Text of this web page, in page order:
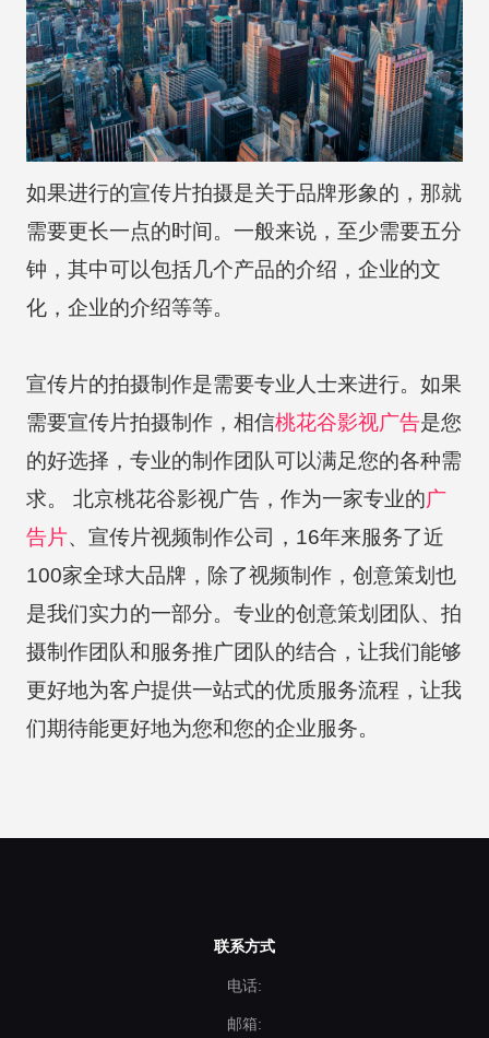
如果进行的宣传片拍摄是关于品牌形象的，那就
需要更长一点的时间。一般来说，至少需要五分
钟，其中可以包括几个产品的介绍，企业的文
化，企业的介绍等等。
宣传片的拍摄制作是需要专业人士来进行。如果
需要宣传片拍摄制作，相信桃花谷影视广告是您
的好选择，专业的制作团队可以满足您的各种需
求。 北京桃花谷影视广告，作为一家专业的广
告片、宣传片视频制作公司，16年来服务了近
100家全球大品牌，除了视频制作，创意策划也
是我们实力的一部分。专业的创意策划团队、拍
摄制作团队和服务推广团队的结合，让我们能够
更好地为客户提供一站式的优质服务流程，让我
们期待能更好地为您和您的企业服务。
联系方式
电话:
邮箱: